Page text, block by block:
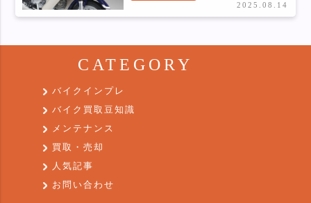
2025.08.14
CATEGORY
バイクインプレ
バイク買取豆知識
メンテナンス
買取・売却
人気記事
お問い合わせ